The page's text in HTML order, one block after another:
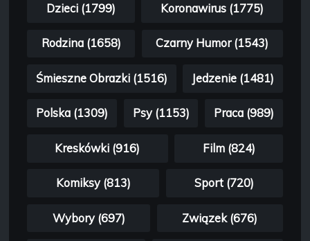
Dzieci (1799) Koronawirus (1775)
Rodzina (1658) Czarny Humor (1543)
Śmieszne Obrazki (1516) Jedzenie (1481)
Polska (1309) Psy (1153) Praca (989)
Kreskówki (916) Film (824)
Komiksy (813) Sport (720)
Wybory (697) Związek (676)